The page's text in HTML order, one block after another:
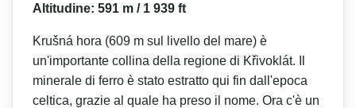
Altitudine: 591 m / 1 939 ft
Krušná hora (609 m sul livello del mare) è
un'importante collina della regione di Křivoklát. Il
minerale di ferro è stato estratto qui fin dall'epoca
celtica, grazie al quale ha preso il nome. Ora c'è un